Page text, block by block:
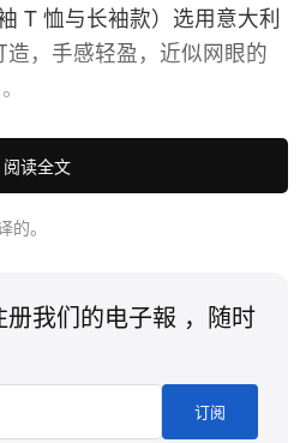
T 恤与长袖款）选用意大利
，手感轻盈，近似网眼的
家族接棒，引入汲取冲浪短
褶饰，并配有一体式功能腰
腿处拉链拆卸，瞬间切换
链连帽衫，为微凉清晨、跑
贴心而生。
欧盟工厂生产，UNNA 在新
「减法」而非「加法」。品
阅读全文
。
我们的电子報 ，随时
订阅